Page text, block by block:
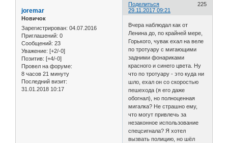
Поделиться
225
29.11.2017 09:21
joremar
Новичок
Зарегистрирован: 04.07.2016
Приглашений: 0
Сообщений: 23
Уважение: [+2/-0]
Позитив: [+4/-0]
Провел на форуме:
8 часов 21 минуту
Последний визит:
31.01.2018 10:17
Вчера наблюдал как от
Ленина до, по крайней мере,
Горького, чувак ехал на веле
по тротуару с мигающими
задними фонариками
красного и синего цвета. Ну
что по тротуару - это куда ни
шло, ехал он со скоростью
пешехода (я его даже
обогнал), но полноценная
мигалка? Не страшно ему,
что могут привлечь за
незаконное использование
спецсигнала? Я хотел
вызвать полицию, но шёл